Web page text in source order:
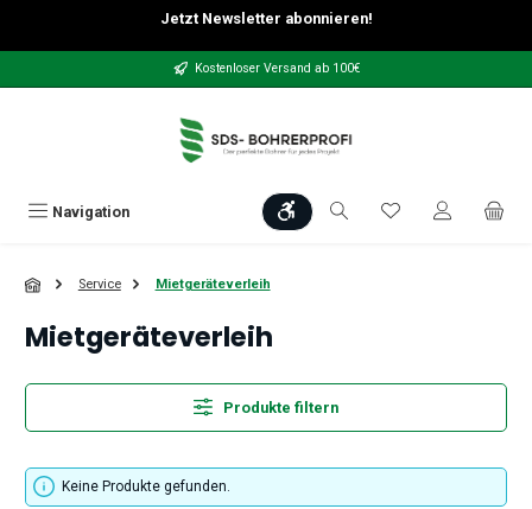
Zum Hauptinhalt springenJetzt Newsletter abonnieren!
Kostenloser Versand ab 100€
Navigation Werkzeugleiste anzeigen
Du hast 0
Service Mietgeräteverleih
Mietgeräteverleih
Produkte filtern
Keine Produkte gefunden.